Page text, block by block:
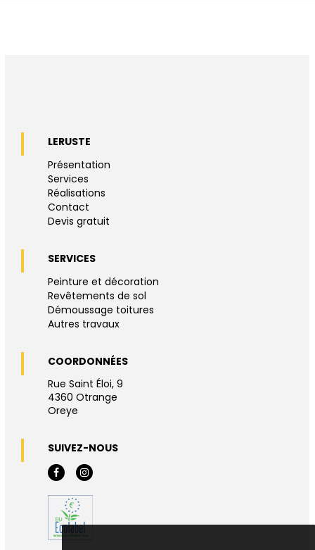
LERUSTE
Présentation
Services
Réalisations
Contact
Devis gratuit
SERVICES
Peinture et décoration
Revêtements de sol
Démoussage toitures
Autres travaux
COORDONNÉES
Rue Saint Éloi, 9
4360 Otrange
Oreye
SUIVEZ-NOUS